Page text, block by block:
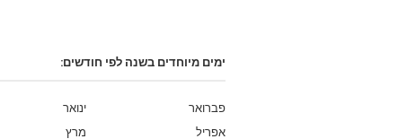
ימים מיוחדים בשנה לפי חודשים:
ינואר
פברואר
מרץ
אפריל